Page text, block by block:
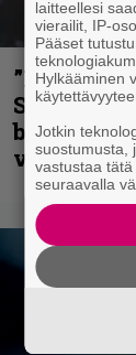
”He ovat
bändin,
laitteellesi
vierailit, IP-
Pääset
Hylkääminen
Jotkin
suostumusta,
vastustaa
seuraavalla